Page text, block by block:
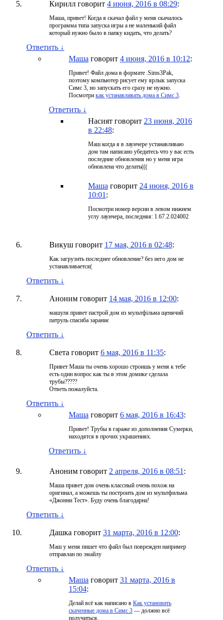
Кирилл говорит 4 июня, 2016 в 08:29:
Маша, привет! Когда я скачал файл у меня скачалось
программа типа запуска игры а не маленький файл
который нужно было в папку кидать, что делать?
Ответить ↓
Маша говорит 4 июня, 2016 в 10:12:
Привет! Файл дома в формате .Sims3Pak,
поэтому компьютер рисует ему ярлык запуска
Симс 3, но запускать его сразу не нужно.
Посмотри как устанавливать дома в Симс 3.
Ответить ↓
Насият говорит 23 июня, 2016
в 22:48:
Маш когда я в лаунчере устанавливаю
дом там написано убедитесь что у вас есть
последние обновления но у меня игра
обновлена что делать(((
Маша говорит 24 июня, 2016 в
10:01 :
Посмотри номер версии в левом нижнем
углу лаунчера, последняя: 1.67.2.024002
Викуш говорит 17 мая, 2016 в 02:48:
Как загрузить последнее обновление? без него дом не
устанавливается(
Ответить ↓
Аноним говорит 14 мая, 2016 в 12:00:
машуля привет пастрой дом из мультфільма щенячий
патруль спасиба зараниє
Ответить ↓
Света говорит 6 мая, 2016 в 11:35:
Привет Маша ты очень хорошо строишь у меня к тебе
есть один вопрос как ты в этом домике сделала
трубы?????
Ответь пожалуйста.
Ответить ↓
Маша говорит 6 мая, 2016 в 16:43:
Привет! Трубы в гараже из дополнения Сумерки,
находятся в прочих украшениях.
Ответить ↓
Аноним говорит 2 апреля, 2016 в 08:51 :
Маша привет дом очень классный очень похож на
оригинал, а можешь ты построить дом из мультфильма
«Джонни Тест». Буду очень благодарна!
Ответить ↓
Дашка говорит 31 марта, 2016 в 12:00:
Маш у меня пишет что файл был поврежден например
отправлан по эмайлу
Ответить ↓
Маша говорит 31 марта, 2016 в
15:04:
Делай всё как написано в Как установить
скаченные дома в Симс 3— должно всё
получиться.